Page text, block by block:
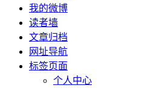
我的微博
读者墙
文章归档
网址导航
标签页面
个人中心